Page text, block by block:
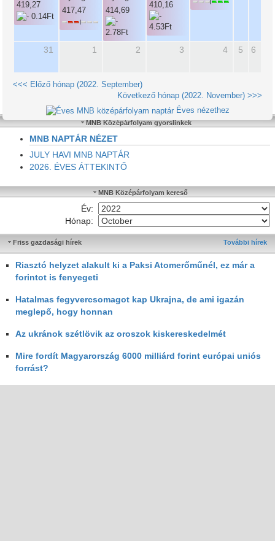
419,27
417,47 414,69
410,16
31 1 2 3 4 5 6
<<< Előző hónap (2022. September)
Következő hónap (2022. November) >>>
Éves nézethez
MNB Középárfolyam gyorslinkek
MNB NAPTÁR NÉZET
JULY HAVI MNB NAPTÁR
2026. ÉVES ÁTTEKINTŐ
MNB Középárfolyam kereső
Év:
Hónap:
Friss gazdasági hírek További hírek
Riasztó helyzet alakult ki a Paksi Atomerőműnél, ez már a
forintot is fenyegeti
Hatalmas fegyvercsomagot kap Ukrajna, de ami igazán
meglepő, hogy honnan
Az ukránok szétlövik az oroszok kiskereskedelmét
Mire fordít Magyarország 6000 milliárd forint európai uniós
forrást?